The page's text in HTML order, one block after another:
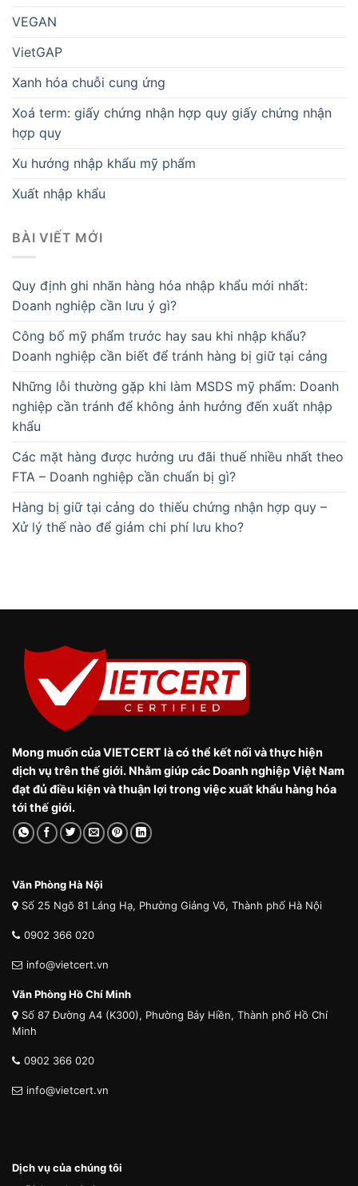
VEGAN
VietGAP
Xanh hóa chuỗi cung ứng
Xoá term: giấy chứng nhận hợp quy giấy chứng nhận
hợp quy
Xu hướng nhập khẩu mỹ phẩm
Xuất nhập khẩu
BÀI VIẾT MỚI
Quy định ghi nhãn hàng hóa nhập khẩu mới nhất:
Doanh nghiệp cần lưu ý gì?
Công bố mỹ phẩm trước hay sau khi nhập khẩu?
Doanh nghiệp cần biết để tránh hàng bị giữ tại cảng
Những lỗi thường gặp khi làm MSDS mỹ phẩm: Doanh
nghiệp cần tránh để không ảnh hưởng đến xuất nhập
khẩu
Các mặt hàng được hưởng ưu đãi thuế nhiều nhất theo
FTA – Doanh nghiệp cần chuẩn bị gì?
Hàng bị giữ tại cảng do thiếu chứng nhận hợp quy –
Xử lý thế nào để giảm chi phí lưu kho?
Mong muốn của VIETCERT là có thể kết nối và thực hiện
dịch vụ trên thế giới. Nhằm giúp các Doanh nghiệp Việt Nam
đạt đủ điều kiện và thuận lợi trong việc xuất khẩu hàng hóa
tới thế giới.
Văn Phòng Hà Nội
Số 25 Ngõ 81 Láng Hạ, Phường Giảng Võ, Thành phố Hà Nội
0902 366 020
info@vietcert.vn
Văn Phòng Hồ Chí Minh
Số 87 Đường A4 (K300), Phường Bảy Hiền, Thành phố Hồ Chí
Minh
0902 366 020
info@vietcert.vn
Dịch vụ của chúng tôi